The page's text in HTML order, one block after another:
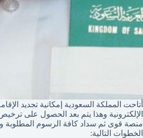
أتاحت المملكة السعودية إمكانية تجديد
الإلكترونية وهذا يتم بعد الحصول على
منصة قوى ثم سداد كافة الرسوم المطلوبة
الخطوات التالية: